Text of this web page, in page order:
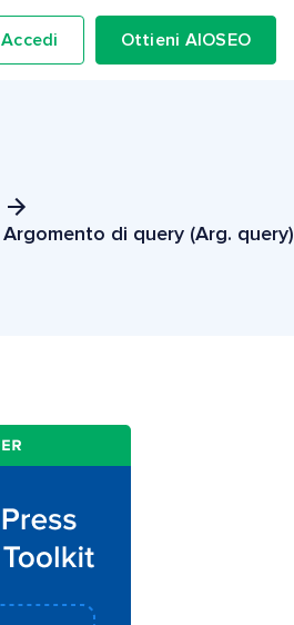
Accedi Ottieni AIOSEO
Argomento di query (Arg. query)